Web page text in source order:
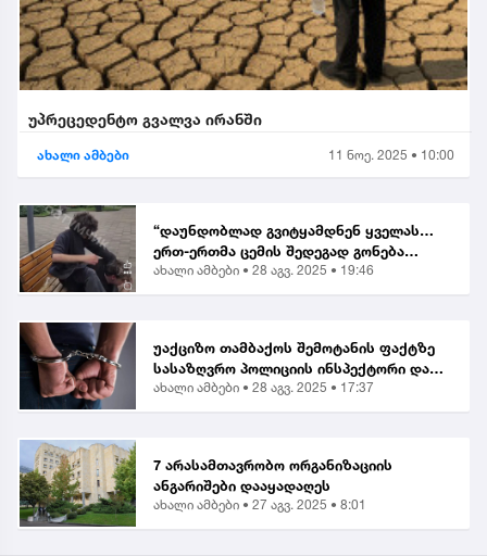
უპრეცედენტო გვალვა ირანში
ახალი ამბები 11 ნოე. 2025 • 10:00
“დაუნდობლად გვიტყამდნენ ყველას…
ერთ-ერთმა ცემის შედეგად გონება
დაკარგა” | მოქალაქე ბათუმში მომხდარ
ახალი ამბები • 28 აგვ. 2025 • 19:46
უაქციზო თამბაქოს შემოტანის ფაქტზე
სასაზღვრო პოლიციის ინსპექტორი და
ერთი პირი დააკავეს
ახალი ამბები • 28 აგვ. 2025 • 17:37
7 არასამთავრობო ორგანიზაციის
ანგარიშები დააყადაღეს
ახალი ამბები • 27 აგვ. 2025 • 8:01